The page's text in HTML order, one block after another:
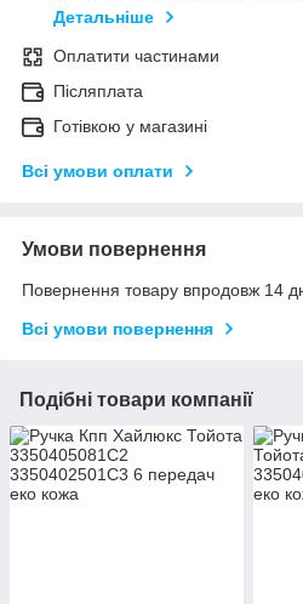
Детальніше
Оплатити частинами
Післяплата
Готівкою у магазині
Всі умови оплати
Умови повернення
Повернення товару впродовж 14
Всі умови повернення
Подібні товари компанії